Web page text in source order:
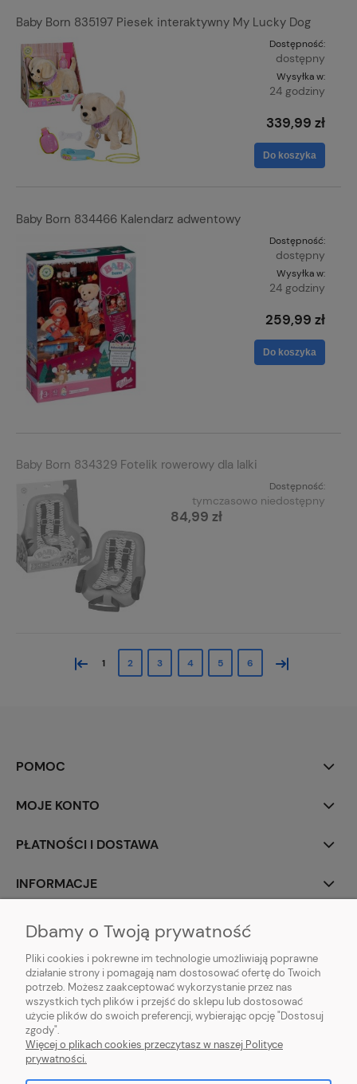
Baby Born 835197 Piesek interaktywny My Lucky Dog
Dostępność:
dostępny
Wysyłka w:
24 godziny
339,99 zł
Do koszyka
Baby Born 834466 Kalendarz adwentowy
Dostępność:
dostępny
Wysyłka w:
24 godziny
259,99 zł
Do koszyka
Baby Born 834329 Fotelik rowerowy dla lalki
Dostępność:
tymczasowo niedostępny
84,99 zł
« 1 2 3 4 5 6 »
POMOC
MOJE KONTO
PŁATNOŚCI I DOSTAWA
INFORMACJE
O NAS
Sklep z klockami LEGO, Playmobil, modelami Schleich, Bburago, Siku,
zabawkami dla dziewczynek Baby Born, Baby Annabell, Top Model oraz
artykułami modelarskimi Games Workshop, Tamiya, Revell.
Copyright © 2026 tommytoys.pl Wszystkie prawa zastrzeżone.
Dbamy o Twoją prywatność
Pliki cookies i pokrewne im technologie umożliwiają poprawne
działanie strony i pomagają nam dostosować ofertę do Twoich
potrzeb. Możesz zaakceptować wykorzystanie przez nas
wszystkich tych plików i przejść do sklepu lub dostosować
użycie plików do swoich preferencji, wybierając opcję "Dostosuj
zgody".
Więcej o plikach cookies przeczytasz w naszej Polityce
prywatności.